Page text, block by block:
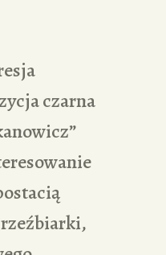
czarna